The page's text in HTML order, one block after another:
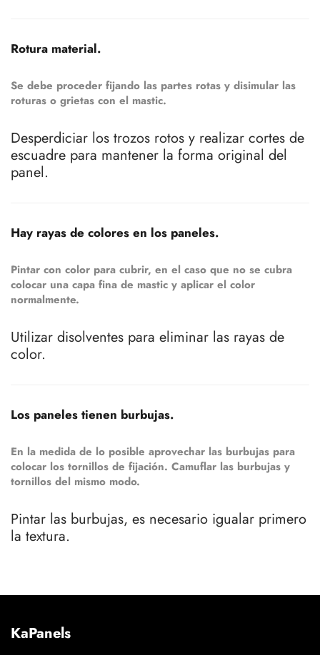
Rotura material.
Se debe proceder fijando las partes rotas y disimular las
roturas o grietas con el mastic.
Desperdiciar los trozos rotos y realizar cortes de
escuadre para mantener la forma original del
panel.
Hay rayas de colores en los paneles.
Pintar con color para cubrir, en el caso que no se cubra
colocar una capa fina de mastic y aplicar el color
normalmente.
Utilizar disolventes para eliminar las rayas de
color.
Los paneles tienen burbujas.
En la medida de lo posible aprovechar las burbujas para
colocar los tornillos de fijación. Camuflar las burbujas y
tornillos del mismo modo.
Pintar las burbujas, es necesario igualar primero
la textura.
KaPanels